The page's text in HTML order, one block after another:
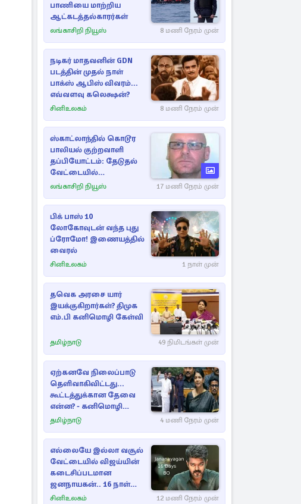
பாணியை மாற்றிய
ஆட்கடத்தல்காரர்கள்
லங்காசிறி நியூஸ் 8 மணி நேரம் முன்
நடிகர் மாதவனின் GDN
படத்தின் முதல் நாள்
பாக்ஸ் ஆபிஸ் விவரம்...
எவ்வளவு கலெக்ஷன்?
சினிஉலகம் 8 மணி நேரம் முன்
ஸ்காட்லாந்தில் கொடூர
பாலியல் குற்றவாளி
தப்பியோட்டம்: தேடுதல்
வேட்டையில்
காவல்துறையினர்
லங்காசிறி நியூஸ் 17 மணி நேரம் முன்
பிக் பாஸ் 10
லோகோவுடன் வந்த புது
ப்ரோமோ! இணையத்தில்
வைரல்
சினிஉலகம் 1 நாள் முன்
தவெக அரசை யார்
இயக்குகிறார்கள்? திமுக
எம்.பி கனிமொழி கேள்வி
தமிழ்நாடு 49 நிமிடங்கள் முன்
ஏற்கனவே நிலைப்பாடு
தெளிவாகிவிட்டது...
கூட்டத்துக்கான தேவை
என்ன? - கனிமொழி
விமர்சனம்
தமிழ்நாடு 4 மணி நேரம் முன்
எல்லையே இல்லா வசூல்
வேட்டையில் விஜய்யின்
கடைசிப்படமான
ஜனநாயகன்.. 16 நாள்
பாக்ஸ் ஆபிஸ்
சினிஉலகம் 12 மணி நேரம் முன்